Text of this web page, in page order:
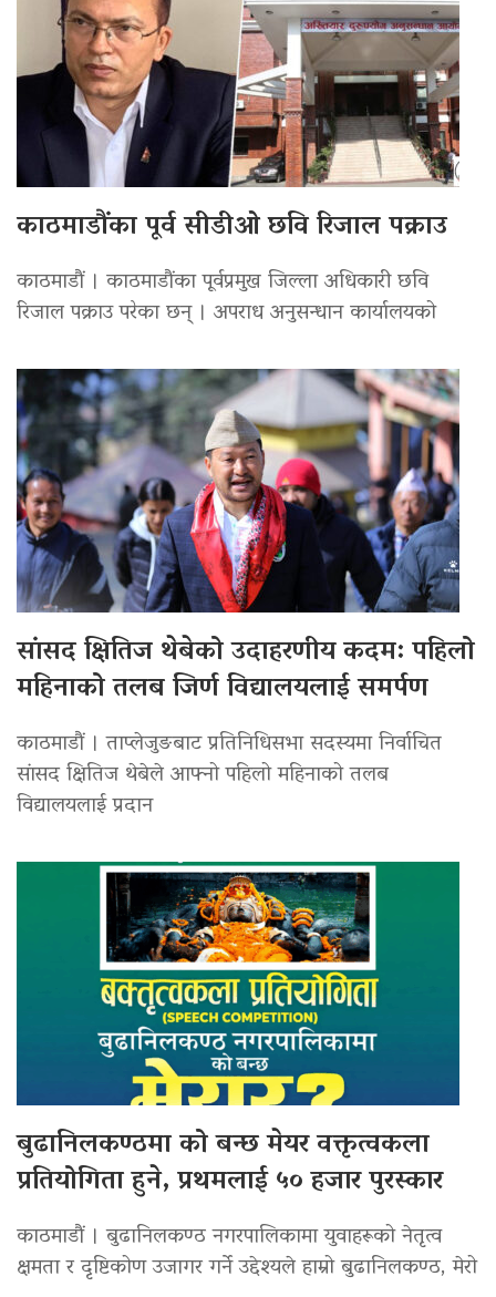
काठमाडौंका पूर्व सीडीओ छवि रिजाल पक्राउ
काठमाडौं । काठमाडौंका पूर्वप्रमुख जिल्ला अधिकारी छवि
रिजाल पक्राउ परेका छन् । अपराध अनुसन्धान कार्यालयको
सांसद क्षितिज थेबेको उदाहरणीय कदम: पहिलो
महिनाको तलब जिर्ण विद्यालयलाई समर्पण
काठमाडौं । ताप्लेजुङबाट प्रतिनिधिसभा सदस्यमा निर्वाचित
सांसद क्षितिज थेबेले आफ्नो पहिलो महिनाको तलब
विद्यालयलाई प्रदान
बुढानिलकण्ठमा को बन्छ मेयर वक्तृत्वकला
प्रतियोगिता हुने, प्रथमलाई ५० हजार पुरस्कार
काठमाडौं । बुढानिलकण्ठ नगरपालिकामा युवाहरूको नेतृत्व
क्षमता र दृष्टिकोण उजागर गर्ने उद्देश्यले हाम्रो बुढानिलकण्ठ, मेरो